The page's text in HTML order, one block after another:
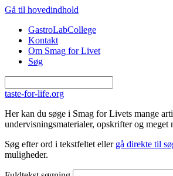
Gå til hovedindhold
GastroLabCollege
Kontakt
Om Smag for Livet
Søg
taste-for-life.org
Her kan du søge i Smag for Livets mange
undervisningsmaterialer, opskrifter og meget
Søg efter ord i tekstfeltet eller gå direkte til
muligheder.